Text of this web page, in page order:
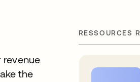
revenue
the
RESSOURCES